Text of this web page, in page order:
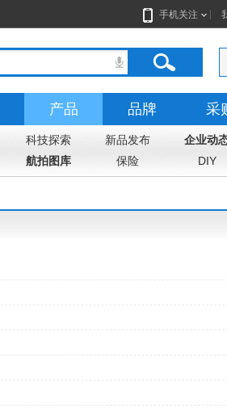
手机关注
产品 品牌 采
科技探索 新品发布 企业动
航拍图库 保险 DIY